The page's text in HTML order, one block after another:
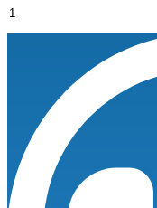
Генератор
количество